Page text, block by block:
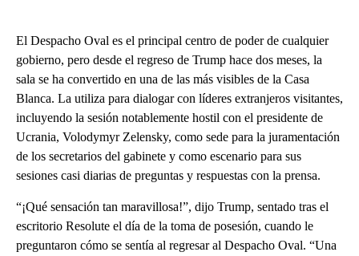
El Despacho Oval es el principal centro de poder de cualquier
gobierno, pero desde el regreso de Trump hace dos meses, la
sala se ha convertido en una de las más visibles de la Casa
Blanca. La utiliza para dialogar con líderes extranjeros visitantes,
incluyendo la sesión notablemente hostil con el presidente de
Ucrania, Volodymyr Zelensky, como sede para la juramentación
de los secretarios del gabinete y como escenario para sus
sesiones casi diarias de preguntas y respuestas con la prensa.
“¡Qué sensación tan maravillosa!”, dijo Trump, sentado tras el
escritorio Resolute el día de la toma de posesión, cuando le
preguntaron cómo se sentía al regresar al Despacho Oval. “Una